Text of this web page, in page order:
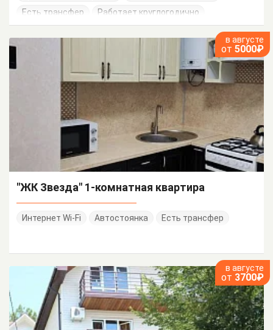
Есть трансфер
Работает круглогодично
в августе
от 5000₽
"ЖК Звезда" 1-комнатная квартира
Интернет Wi-Fi Автостоянка Есть трансфер
в августе
от 3700₽